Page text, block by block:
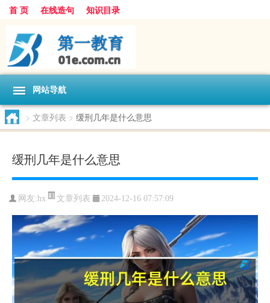
首 页 在线造句 知识目录
网站导航
> 文章列表 > 缓刑几年是什么意思
缓刑几年是什么意思
网友:hx 文章列表 2024-12-16 07:57:09